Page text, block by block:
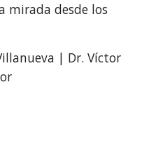
mirada desde los
| Dr. Víctor